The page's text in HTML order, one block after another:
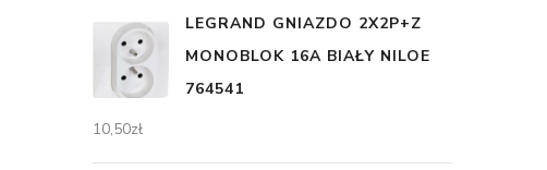
LEGRAND GNIAZDO 2X2P+Z
MONOBLOK 16A BIAŁY NILOE
764541
10,50zł